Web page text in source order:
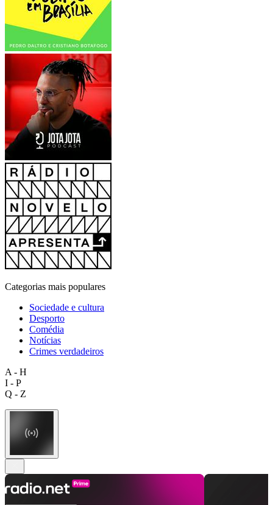
Categorias mais populares
Sociedade e cultura
Desporto
Comédia
Notícias
Crimes verdadeiros
A - H
I - P
Q - Z